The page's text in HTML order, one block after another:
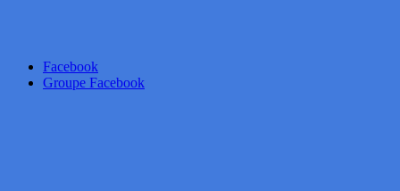
Facebook
Groupe Facebook